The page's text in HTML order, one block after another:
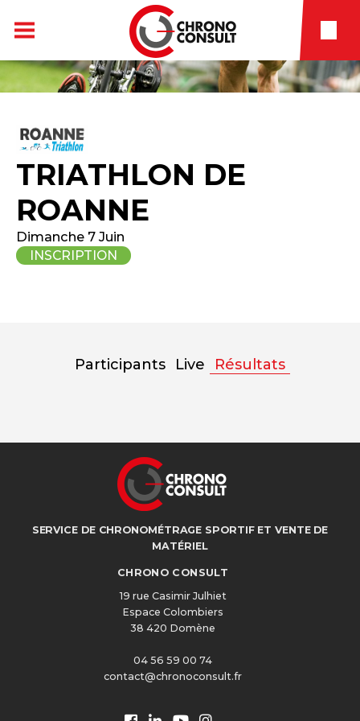
TRIATHLON DE
ROANNE
Dimanche 7 Juin
INSCRIPTION
Participants Live Résultats
SERVICE DE CHRONOMÉTRAGE SPORTIF ET VENTE DE
MATÉRIEL
CHRONO CONSULT
19 rue Casimir Julhiet
Espace Colombiers
38 420 Domène
04 56 59 00 74
contact@chronoconsult.fr